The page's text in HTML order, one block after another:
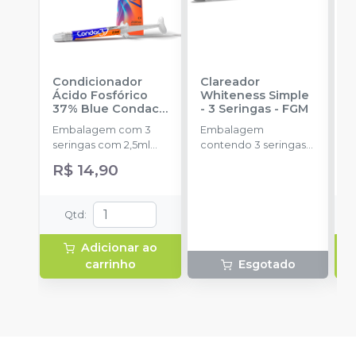
Condicionador
Ácido Fosfórico
37% Blue Condac-
FGM
Embalagem com 3
seringas com 2,5ml
cada uma e 3
ponteiras para
R$ 14,90
Qtd :
Adicionar ao
carrinho
Clareador
Whiteness Simple
- 3 Seringas- FGM
Embalagem
contendo 3 seringas
Esgotado